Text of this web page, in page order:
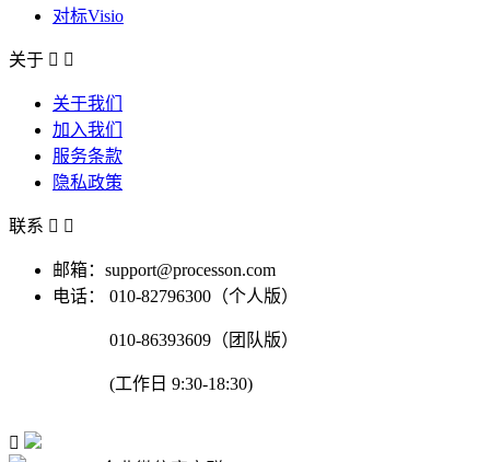
对标Visio
关于  
关于我们
加入我们
服务条款
隐私政策
联系  
邮箱：support@processon.com
电话：
010-82796300（个人版）
010-86393609（团队版）
(工作日 9:30-18:30)
